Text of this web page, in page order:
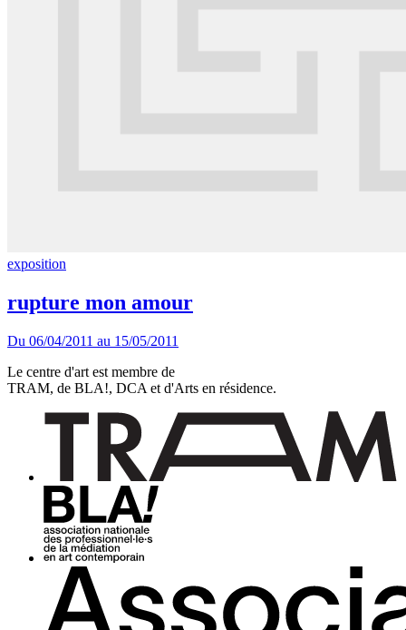
exposition
rupture mon amour
Du 06/04/2011 au 15/05/2011
Le centre d'art est membre de
TRAM, de BLA!, DCA et d'Arts en résidence.